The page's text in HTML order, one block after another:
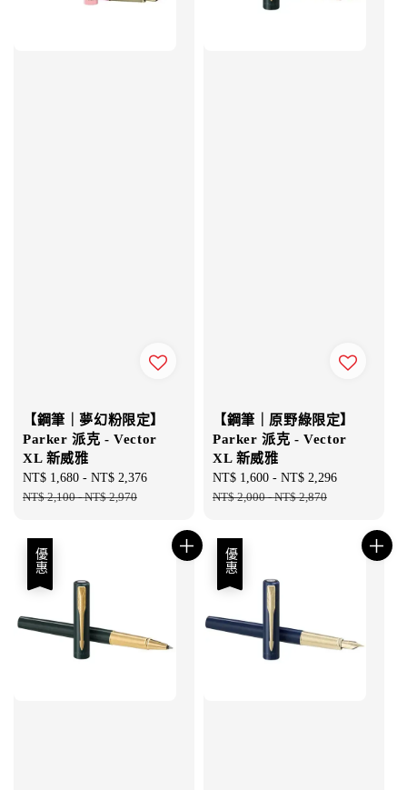
【鋼筆｜夢幻粉限定】
Parker 派克 - Vector
XL 新威雅
Sale
price
NT$ 1,680 - NT$ 2,376
NT$ 2,100-NT$ 2,970
【鋼筆｜原野綠限定】
Parker 派克 - Vector
XL 新威雅
Sale
price
NT$ 1,600 - NT$ 2,296
NT$ 2,000-NT$ 2,870
優惠 優惠